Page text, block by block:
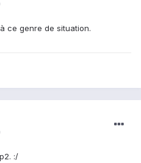
ce genre de situation.
:/